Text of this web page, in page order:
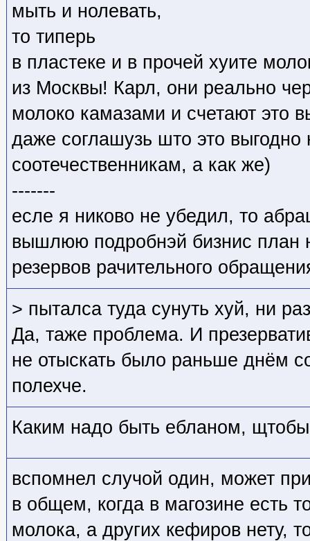
мыть и нолевать,
то типерь
в пластеке и в прочей хуите
из Москвы! Карл, они реально
молоко камазами и счетают это
даже соглашузь што это
соотечественникам, а как же)
-------
есле я никово не убедил, то
вышлюю подробнэй бизнис план
резервов рачительного
> пыталса туда сунуть хуй, ни
Да, таже проблема. И
не отыскать было раньше днём
полехче.
Каким надо быть ебланом,
вспомнел случой один, может
в общем, когда в магозине есть
молока, а других кефиров нету,